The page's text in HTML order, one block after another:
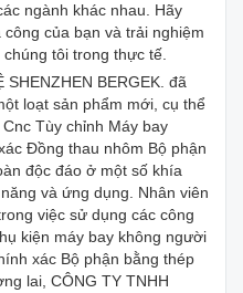
ngành khác nhau. Hãy
của bạn và trải nghiệm
tôi trong thực tế.
SHENZHEN BERGEK. đã
loạt sản phẩm mới, cụ thể
Tùy chỉnh Máy bay
Đồng thau nhôm Bộ phận
độc đáo ở một số khía
và ứng dụng. Nhân viên
việc sử dụng các công
kiện máy bay không người
xác Bộ phận bằng thép
lai, CÔNG TY TNHH